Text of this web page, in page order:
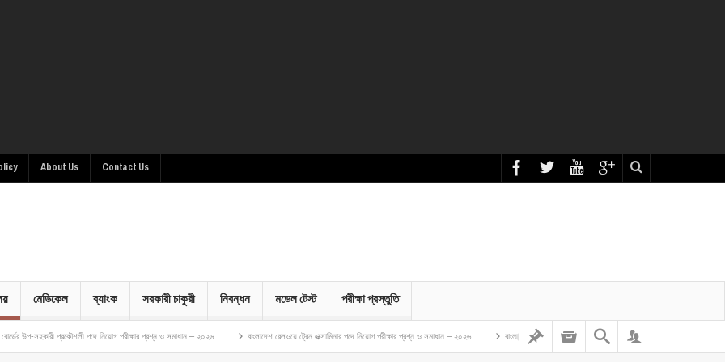
About Us Contact Us
মেডিকেল ব্যাংক সরকারী চাকুরী নিবন্ধন মডেল টেস্ট পরীক্ষা প্রস্তুতি
পদে নিয়োগ পরীক্ষার প্রশ্ন ও সমাধান – ২০২৬ বাংলাদেশ রেলওয়ে ট্রেন এক্সামিনার পদে নিয়োগ পরীক্ষার প্রশ্ন ও সমাধান – ২০২৬ বাংলাদেশ গম ও ভুট্টা গবেষণা ইনস্টিটিউট এর অফিস সহকারী কাম কম্পিউটার মুদ্রাক্ষরিক নিয়োগ